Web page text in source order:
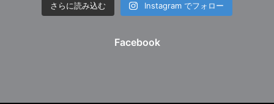
さらに読み込む Instagram でフォロー
Facebook